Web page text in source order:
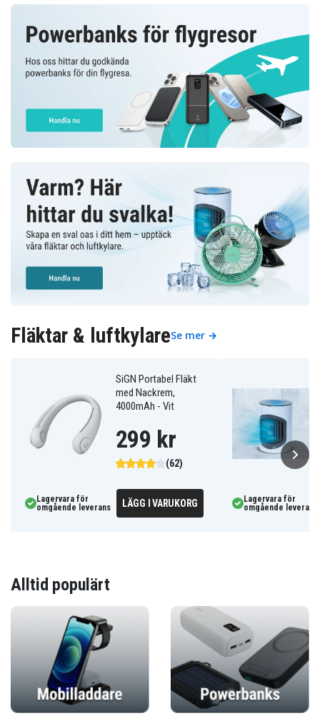
Fläktar & luftkylareSe mer →
SiGN Portabel Fläkt
med Nackrem,
4000mAh - Vit
(62)
299 kr
Lagervara för
omgående leverans
LÄGG I VARUKORG
Lagervara för
omgående leverans
Alltid populärt